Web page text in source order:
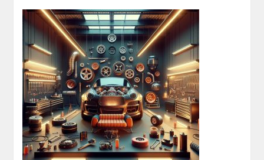
na
umytí
soli
z
auta:
Ochrana
Proti
Korozi